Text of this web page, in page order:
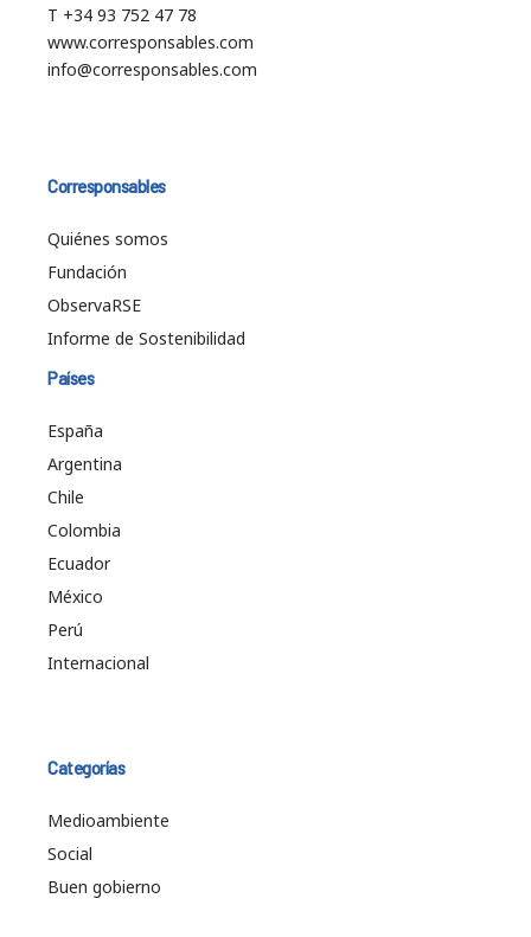
T +34 93 752 47 78
www.corresponsables.com
info@corresponsables.com
Corresponsables
Quiénes somos
Fundación
ObservaRSE
Informe de Sostenibilidad
Países
España
Argentina
Chile
Colombia
Ecuador
México
Perú
Internacional
Categorías
Medioambiente
Social
Buen gobierno